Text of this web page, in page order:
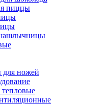
пиццы
для ножей